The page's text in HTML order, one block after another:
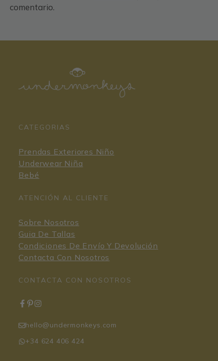
comentario.
CATEGORIAS
Prendas Exteriores Niño
Underwear Niña
Bebé
ATENCIÓN AL CLIENTE
Sobre Nosotros
Guia De Tallas
Condiciones De Envío Y Devolución
Contacta Con Nosotros
CONTACTA CON NOSOTROS
hello@undermonkeys.com
+34 624 406 424